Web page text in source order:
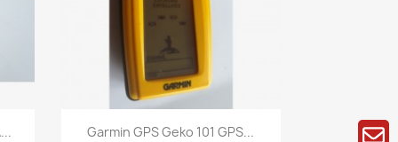
Aperçu rapide
Garmin GPS Geko 101 GPS...